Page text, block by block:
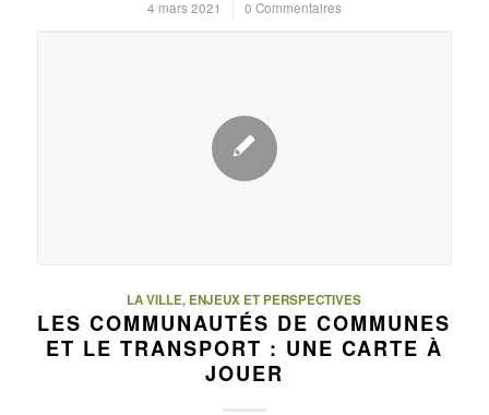
4 mars 2021
/ 0 Commentaires
LA VILLE, ENJEUX ET PERSPECTIVES
LES COMMUNAUTÉS DE COMMUNES
ET LE TRANSPORT : UNE CARTE À
JOUER